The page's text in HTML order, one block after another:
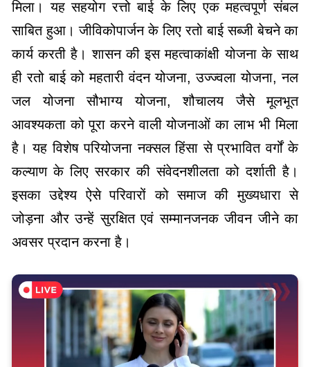
मिला। यह सहयोग रत्तो बाई के लिए एक महत्वपूर्ण संबल
साबित हुआ। जीविकोपार्जन के लिए रतो बाई सब्जी बेचने का
कार्य करती है। शासन की इस महत्वाकांक्षी योजना के साथ
ही रतो बाई को महतारी वंदन योजना, उज्ज्वला योजना, नल
जल योजना सौभाग्य योजना, शौचालय जैसे मूलभूत
आवश्यकता को पूरा करने वाली योजनाओं का लाभ भी मिला
है। यह विशेष परियोजना नक्सल हिंसा से प्रभावित वर्गों के
कल्याण के लिए सरकार की संवेदनशीलता को दर्शाती है।
इसका उद्देश्य ऐसे परिवारों को समाज की मुख्यधारा से
जोड़ना और उन्हें सुरक्षित एवं सम्मानजनक जीवन जीने का
अवसर प्रदान करना है।